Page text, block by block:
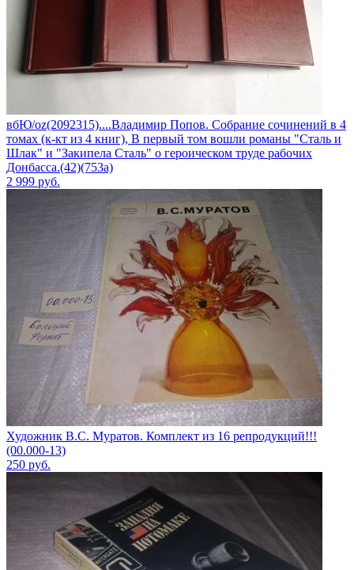
вбЮ/oz(2092315)....Владимир Попов. Собрание сочинений в 4
томах (к-кт из 4 книг), В первый том вошли романы "Сталь и
Шлак" и "Закипела Сталь" о героическом труде рабочих
Донбасса.(42)(753а)
2 999 руб.
Художник В.С. Муратов. Комплект из 16 репродукций!!!
(00.000-13)
250 руб.